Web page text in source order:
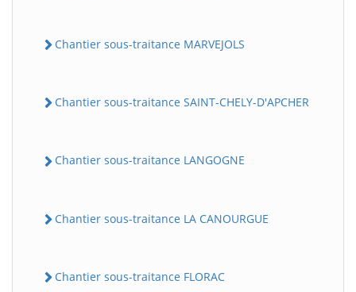
Chantier sous-traitance MARVEJOLS
Chantier sous-traitance SAINT-CHELY-D'APCHER
Chantier sous-traitance LANGOGNE
Chantier sous-traitance LA CANOURGUE
Chantier sous-traitance FLORAC